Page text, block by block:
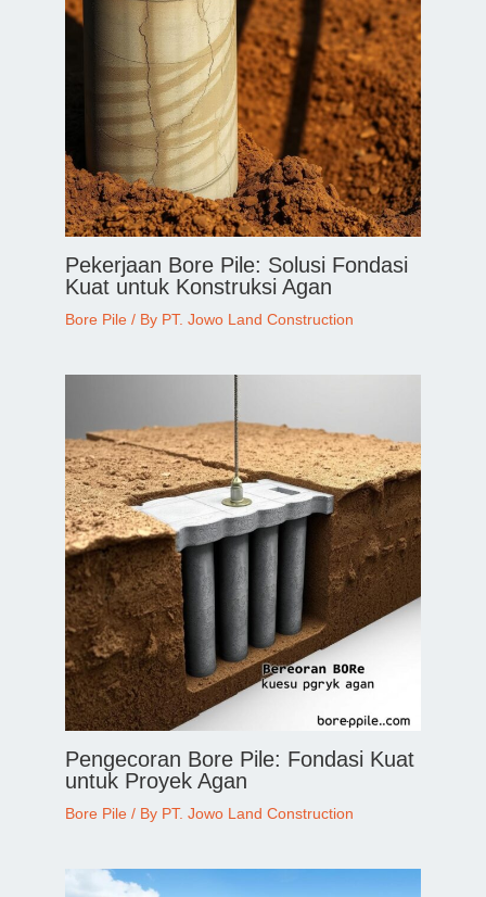
Pekerjaan Bore Pile: Solusi Fondasi
Kuat untuk Konstruksi Agan
Bore Pile / By PT. Jowo Land Construction
Pengecoran Bore Pile: Fondasi Kuat
untuk Proyek Agan
Bore Pile / By PT. Jowo Land Construction